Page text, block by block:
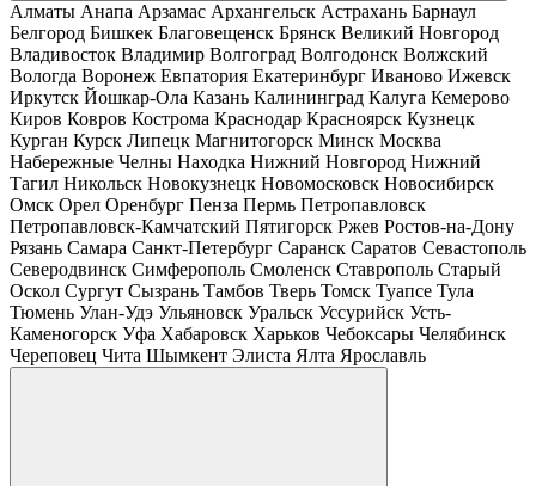
Алматы Анапа Арзамас Архангельск Астрахань Барнаул
Белгород Бишкек Благовещенск Брянск Великий Новгород
Владивосток Владимир Волгоград Волгодонск Волжский
Вологда Воронеж Евпатория Екатеринбург Иваново Ижевск
Иркутск Йошкар-Ола Казань Калининград Калуга Кемерово
Киров Ковров Кострома Краснодар Красноярск Кузнецк
Курган Курск Липецк Магнитогорск Минск Москва
Набережные Челны Находка Нижний Новгород Нижний
Тагил Никольск Новокузнецк Новомосковск Новосибирск
Омск Орел Оренбург Пенза Пермь Петропавловск
Петропавловск-Камчатский Пятигорск Ржев Ростов-на-Дону
Рязань Самара Санкт-Петербург Саранск Саратов Севастополь
Северодвинск Симферополь Смоленск Ставрополь Старый
Оскол Сургут Сызрань Тамбов Тверь Томск Туапсе Тула
Тюмень Улан-Удэ Ульяновск Уральск Уссурийск Усть-
Каменогорск Уфа Хабаровск Харьков Чебоксары Челябинск
Череповец Чита Шымкент Элиста Ялта Ярославль